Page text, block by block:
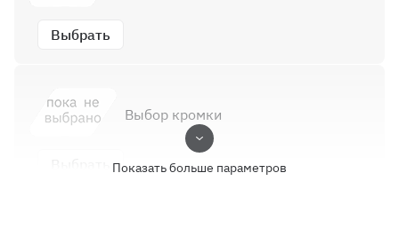
Выбрать
Выбор кромки
Показать больше параметров